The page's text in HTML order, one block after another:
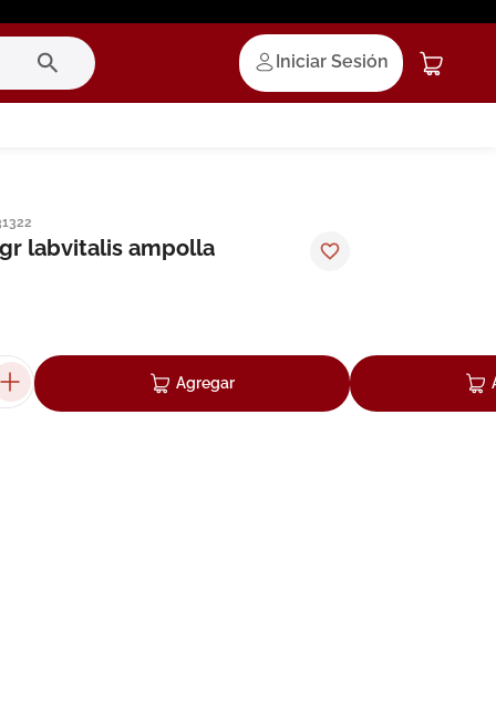
Iniciar Sesión
labvitalis ampolla
Agregar